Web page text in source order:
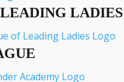
LADIES